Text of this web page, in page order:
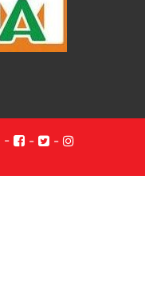
- - -